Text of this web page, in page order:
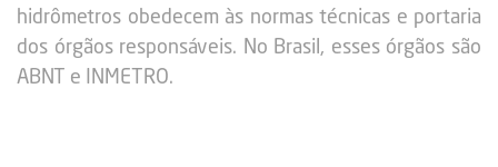
hidrômetros obedecem às normas técnicas e portaria
dos órgãos responsáveis. No Brasil, esses órgãos são
ABNT e INMETRO.